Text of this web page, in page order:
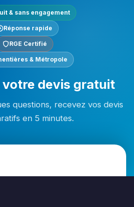
& sans engagement
Réponse rapide
RGE Certifié
& Métropole
votre devis gratuit
questions, recevez vos devis
en 5 minutes.